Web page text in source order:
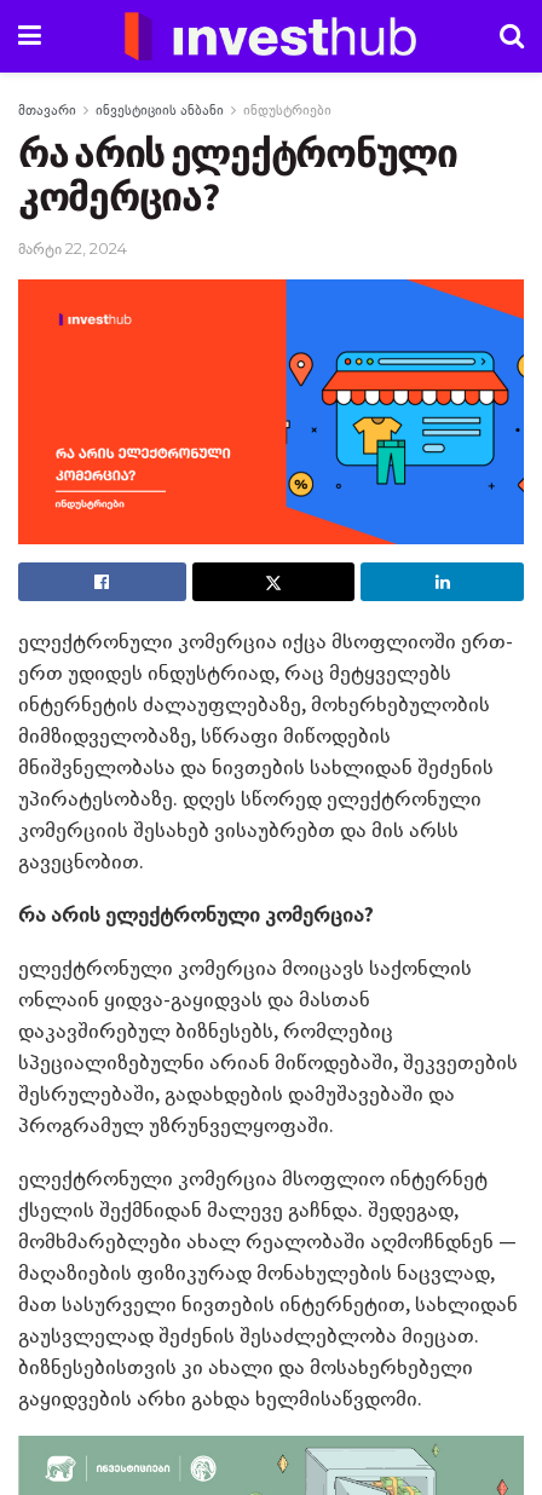
მთავარი ინვესტიციის ანბანი ინდუსტრიები
რა არის ელექტრონული
კომერცია?
მარტი 22, 2024
ელექტრონული კომერცია იქცა მსოფლიოში ერთ-
ერთ უდიდეს ინდუსტრიად, რაც მეტყველებს
ინტერნეტის ძალაუფლებაზე, მოხერხებულობის
მიმზიდველობაზე, სწრაფი მიწოდების
მნიშვნელობასა და ნივთების სახლიდან შეძენის
უპირატესობაზე. დღეს სწორედ ელექტრონული
კომერციის შესახებ ვისაუბრებთ და მის არსს
გავეცნობით.
რა არის ელექტრონული კომერცია?
ელექტრონული კომერცია მოიცავს საქონლის
ონლაინ ყიდვა-გაყიდვას და მასთან
დაკავშირებულ ბიზნესებს, რომლებიც
სპეციალიზებულნი არიან მიწოდებაში, შეკვეთების
შესრულებაში, გადახდების დამუშავებაში და
პროგრამულ უზრუნველყოფაში.
ელექტრონული კომერცია მსოფლიო ინტერნეტ
ქსელის შექმნიდან მალევე გაჩნდა. შედეგად,
მომხმარებლები ახალ რეალობაში აღმოჩნდნენ —
მაღაზიების ფიზიკურად მონახულების ნაცვლად,
მათ სასურველი ნივთების ინტერნეტით, სახლიდან
გაუსვლელად შეძენის შესაძლებლობა მიეცათ.
ბიზნესებისთვის კი ახალი და მოსახერხებელი
გაყიდვების არხი გახდა ხელმისაწვდომი.